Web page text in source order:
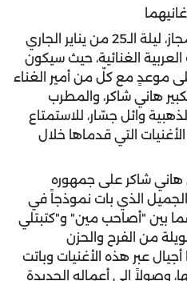
يستعد جمهور مسرح المجاز، ليلة الـ25 من يناير الجاري
الغنائية، حيث سيكون
موعدٍ مع كلّ من أمير الغناء
هاني شاكر، والمطرب
وائل جسّار، للاستمتاع
التي قدماها خلال
هاني شاكر على جمهوره
الجميل الذي بات نموذجاً في
فما بين "أصاحب مين" و"كتبتلي
من الفرح والحزن
أجيال عبر هذه الأغنيات وباتت
وصولاً إلى أعماله الجديدة